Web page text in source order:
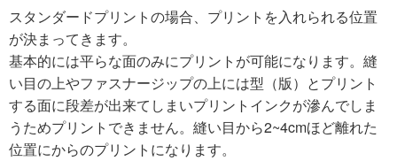
スタンダードプリントの場合、プリントを入れられる位置
が決まってきます。
基本的には平らな面のみにプリントが可能になります。縫
い目の上やファスナージップの上には型（版）とプリント
する面に段差が出来てしまいプリントインクが滲んでしま
うためプリントできません。縫い目から2~4cmほど離れた
位置にからのプリントになります。